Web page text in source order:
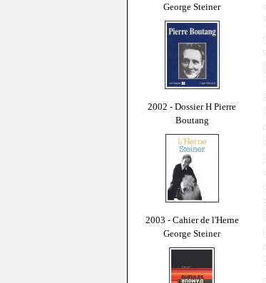
George Steiner
2002 - Dossier H Pierre
Boutang
2003 - Cahier de l'Herne
George Steiner